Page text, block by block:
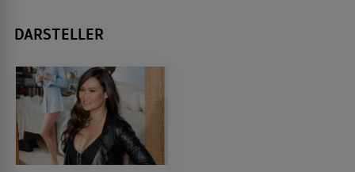
DARSTELLER